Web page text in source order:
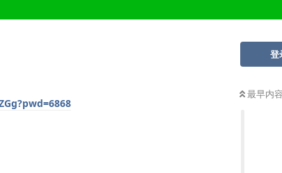
登
最早内容